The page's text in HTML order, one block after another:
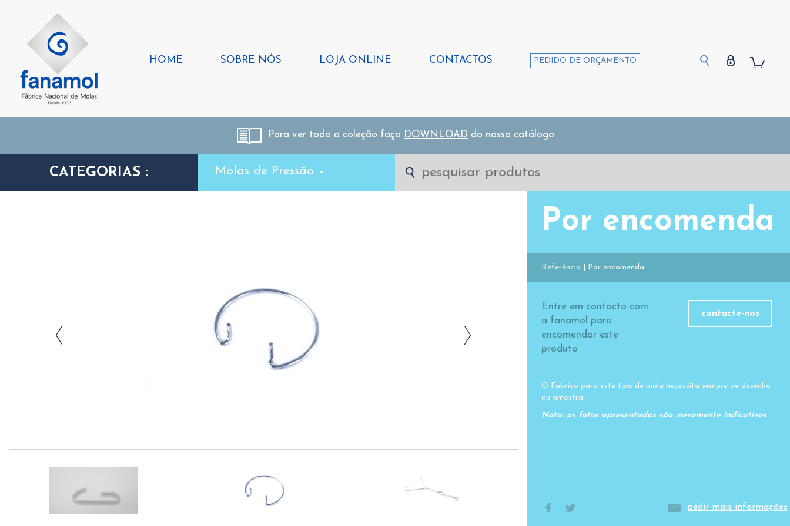
HOME SOBRE NÓS LOJA ONLINE CONTACTOS PEDIDO DE ORÇAMENTO
Para ver toda a coleção faça DOWNLOAD do nosso catálogo
CATEGORIAS : Molas de Pressão
Por encomenda
Referência | Por encomenda
Entre em contacto com
a fanamol para
encomendar este
produto
contacte-nos
O Fabrico para este tipo de mola necessita sempre de desenho
ou amostra
Nota: as fotos apresentadas são meramente indicativas
pedir mais informações